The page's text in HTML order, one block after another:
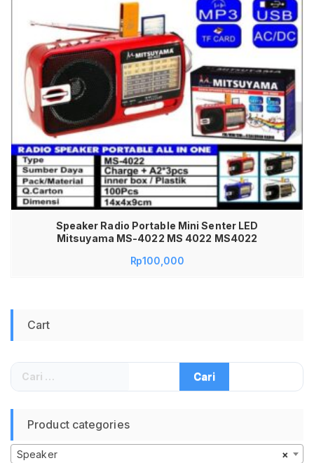
Speaker Radio Portable Mini Senter LED
Mitsuyama MS-4022 MS 4022 MS4022
Rp100,000
Cart
Cari
untuk:
Product categories
×
Speaker